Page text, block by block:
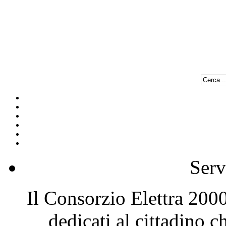
Il Consorzio Elettra
dedicati al cittadino